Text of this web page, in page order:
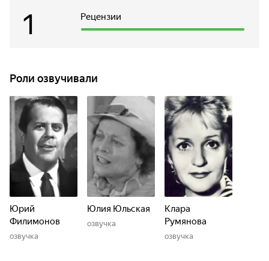
Рецензии
1
Роли озвучивали
Юрий
Филимонов
озвучка
Юлия Юльская
озвучка
Клара
Румянова
озвучка